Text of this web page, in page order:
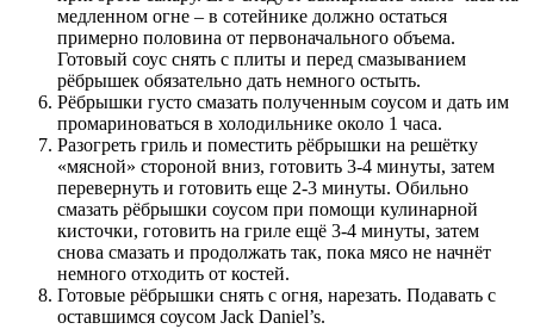
медленном огне – в сотейнике должно остаться
примерно половина от первоначального объема.
Готовый соус снять с плиты и перед смазыванием
рёбрышек обязательно дать немного остыть.
Рёбрышки густо смазать полученным соусом и дать им
промариноваться в холодильнике около 1 часа.
Разогреть гриль и поместить рёбрышки на решётку
«мясной» стороной вниз, готовить 3-4 минуты, затем
перевернуть и готовить еще 2-3 минуты. Обильно
смазать рёбрышки соусом при помощи кулинарной
кисточки, готовить на гриле ещё 3-4 минуты, затем
снова смазать и продолжать так, пока мясо не начнёт
немного отходить от костей.
Готовые рёбрышки снять с огня, нарезать. Подавать с
оставшимся соусом Jack Daniel’s.